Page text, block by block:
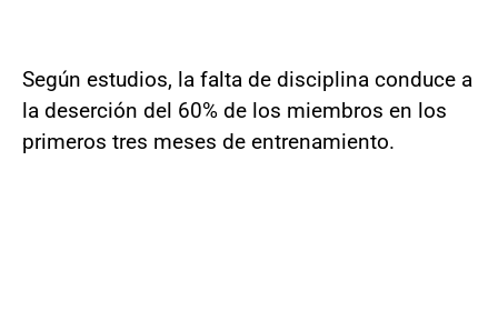
Según estudios, la falta de disciplina conduce a
la deserción del 60% de los miembros en los
primeros tres meses de entrenamiento.